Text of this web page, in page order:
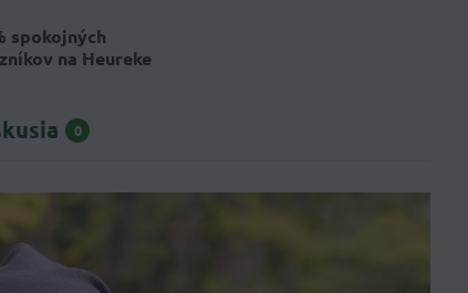
spokojných
na Heureke
0